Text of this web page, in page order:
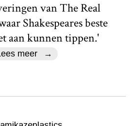
van The Real
Shakespeares beste
aan kunnen tippen.'
meer